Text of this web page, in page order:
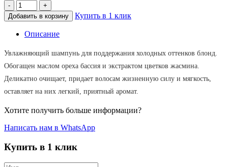
-
+
Добавить в корзину
Купить в 1 клик
Описание
Увлажняющий шампунь для поддержания холодных оттенков блонд.
Обогащен маслом ореха бассия и экстрактом цветков жасмина.
Деликатно очищает, придает волосам жизненную силу и мягкость,
оставляет на них легкий, приятный аромат.
Хотите получить больше информации?
Написать нам в WhatsApp
Купить в 1 клик